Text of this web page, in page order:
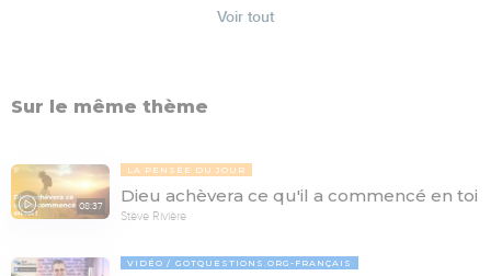
Voir tout
Sur le même thème
08:37
LA PENSÉE DU JOUR
Dieu achèvera ce qu'il a commencé en toi
Stève Rivière
VIDÉO GOTQUESTIONS.ORG-FRANÇAIS